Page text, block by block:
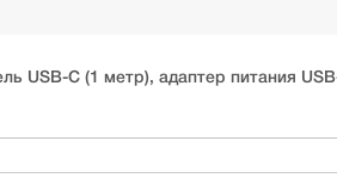
USB-C (1 метр), адаптер питания